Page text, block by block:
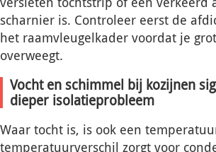
scharnier is. Controleer eerst de
het raamvleugelkader voordat je
overweegt.
Vocht en schimmel bij kozijnen
dieper isolatieprobleem
Waar tocht is, is ook een
temperatuurverschil zorgt voor